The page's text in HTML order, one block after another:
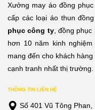
Xưởng may áo đồng
cấp các loại áo thun
phục công ty, đồng
hơn 10 năm kinh
mang đến cho khách
cạnh tranh nhất thị trường.
THÔNG TIN LIÊN HỆ
Số 401 Vũ Tông